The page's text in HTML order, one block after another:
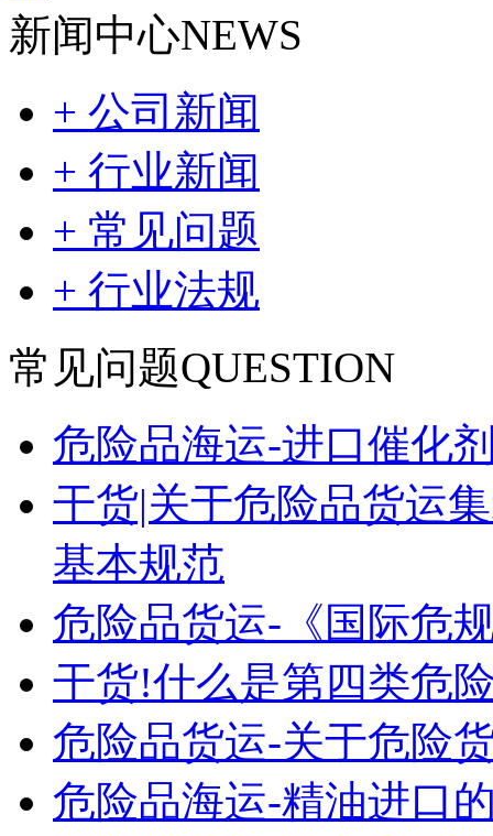
新闻中心NEWS
+ 公司新闻
+ 行业新闻
+ 常见问题
+ 行业法规
常见问题QUESTION
危险品海运-进口催化
干货|关于危险品货运
基本规范
危险品货运-《国际危
干货!什么是第四类危
危险品货运-关于危险
危险品海运-精油进口